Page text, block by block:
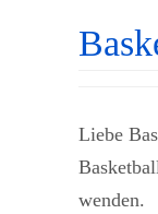
Liebe
wenden.